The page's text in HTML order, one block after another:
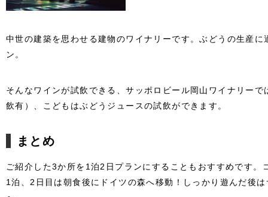
中世の建築を思わせる建物のワイナリーです。ぶどうの生産
ン。
そんなワインが試飲できる、サッポロビール岡山ワイナリー
飲有）、こどもはぶどうジュースの試飲ができます。
まとめ
ご紹介した3か所を1泊2日プランにすることもおすすめです。
1泊、2日目は朝食後にドイツの森へ移動！しっかり遊んだ後